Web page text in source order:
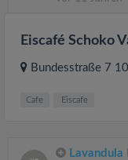
Eiscafé Schoko
Bundesstraße 7
Cafe Eiscafe
Lavandula